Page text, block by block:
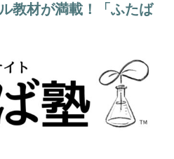
教材が満載！「ふたば